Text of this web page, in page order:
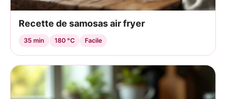
Recette de samosas air fryer
35 min 180 °C Facile